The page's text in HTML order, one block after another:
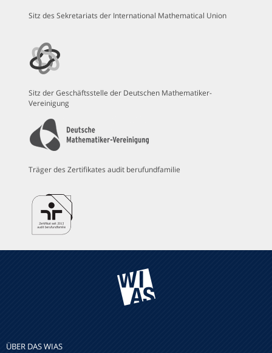
Sitz des Sekretariats der International Mathematical Union
Sitz der Geschäftsstelle der Deutschen Mathematiker-
Vereinigung
Träger des Zertifikates audit berufundfamilie
ÜBER DAS WIAS